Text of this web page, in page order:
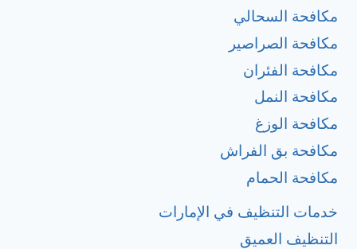
مكافحة السحالي
مكافحة الصراصير
مكافحة الفئران
مكافحة النمل
مكافحة الوزغ
مكافحة بق الفراش
مكافحة الحمام
خدمات التنظيف في الإمارات
التنظيف العميق